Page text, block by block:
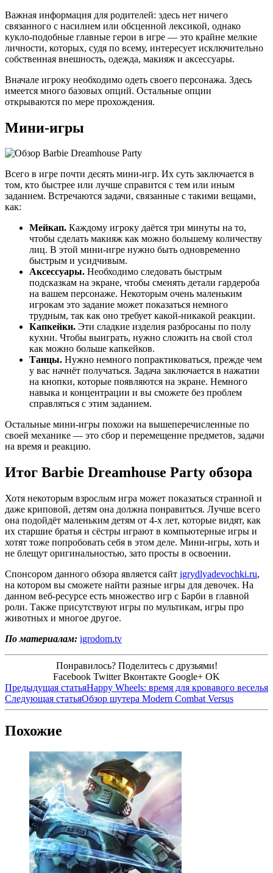
Важная информация для родителей: здесь нет ничего
связанного с насилием или обсценной лексикой, однако
кукло-подобные главные герои в игре — это крайне мелкие
личности, которых, судя по всему, интересует исключительно
собственная внешность, одежда, макияж и аксессуары.
Вначале игроку необходимо одеть своего персонажа. Здесь
имеется много базовых опций. Остальные опции
открываются по мере прохождения.
Мини-игры
Всего в игре почти десять мини-игр. Их суть заключается в
том, кто быстрее или лучше справится с тем или иным
заданием. Встречаются задачи, связанные с такими вещами,
как:
Мейкап. Каждому игроку даётся три минуты на то,
чтобы сделать макияж как можно большему количеству
лиц. В этой мини-игре нужно быть одновременно
быстрым и усидчивым.
Аксессуары. Необходимо следовать быстрым
подсказкам на экране, чтобы сменять детали гардероба
на вашем персонаже. Некоторым очень маленьким
игрокам это задание может показаться немного
трудным, так как оно требует какой-никакой реакции.
Капкейки. Эти сладкие изделия разбросаны по полу
кухни. Чтобы выиграть, нужно сложить на свой стол
как можно больше капкейков.
Танцы. Нужно немного попрактиковаться, прежде чем
у вас начнёт получаться. Задача заключается в нажатии
на кнопки, которые появляются на экране. Немного
навыка и концентрации и вы сможете без проблем
справляться с этим заданием.
Остальные мини-игры похожи на вышеперечисленные по
своей механике — это сбор и перемещение предметов, задачи
на время и реакцию.
Итог Barbie Dreamhouse Party обзора
Хотя некоторым взрослым игра может показаться странной и
даже криповой, детям она должна понравиться. Лучше всего
она подойдёт маленьким детям от 4-х лет, которые видят, как
их старшие братья и сёстры играют в компьютерные игры и
хотят тоже попробовать себя в этом деле. Мини-игры, хоть и
не блещут оригинальностью, зато просты в освоении.
Спонсором данного обзора является сайт igrydlyadevochki.ru,
на котором вы сможете найти разные игры для девочек. На
данном веб-ресурсе есть множество игр с Барби в главной
роли. Также присутствуют игры по мультикам, игры про
животных и многое другое.
По материалам: igrodom.tv
Понравилось? Поделитесь с друзьями!
Facebook Twitter Вконтакте Google+ OK
Предыдущая статьяHappy Wheels: время для кровавого веселья
Следующая статьяОбзор шутера Modern Combat Versus
Похожие